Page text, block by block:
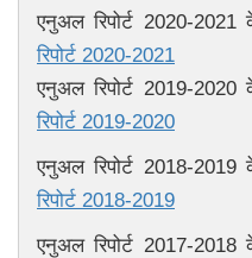
एनुअल रिपोर्ट 2020-
रिपोर्ट 2020-2021
एनुअल रिपोर्ट 2019-
रिपोर्ट 2019-2020
एनुअल रिपोर्ट 2018-
रिपोर्ट 2018-2019
एनुअल रिपोर्ट 2017-